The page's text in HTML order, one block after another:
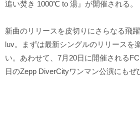
追い焚き 1000℃ to 湯』が開催される。
新曲のリリースを皮切りにさらなる飛
luv。まずは最新シングルのリリースを
い。あわせて、7月20日に開催される
日のZepp DiverCityワンマン公演にもぜ